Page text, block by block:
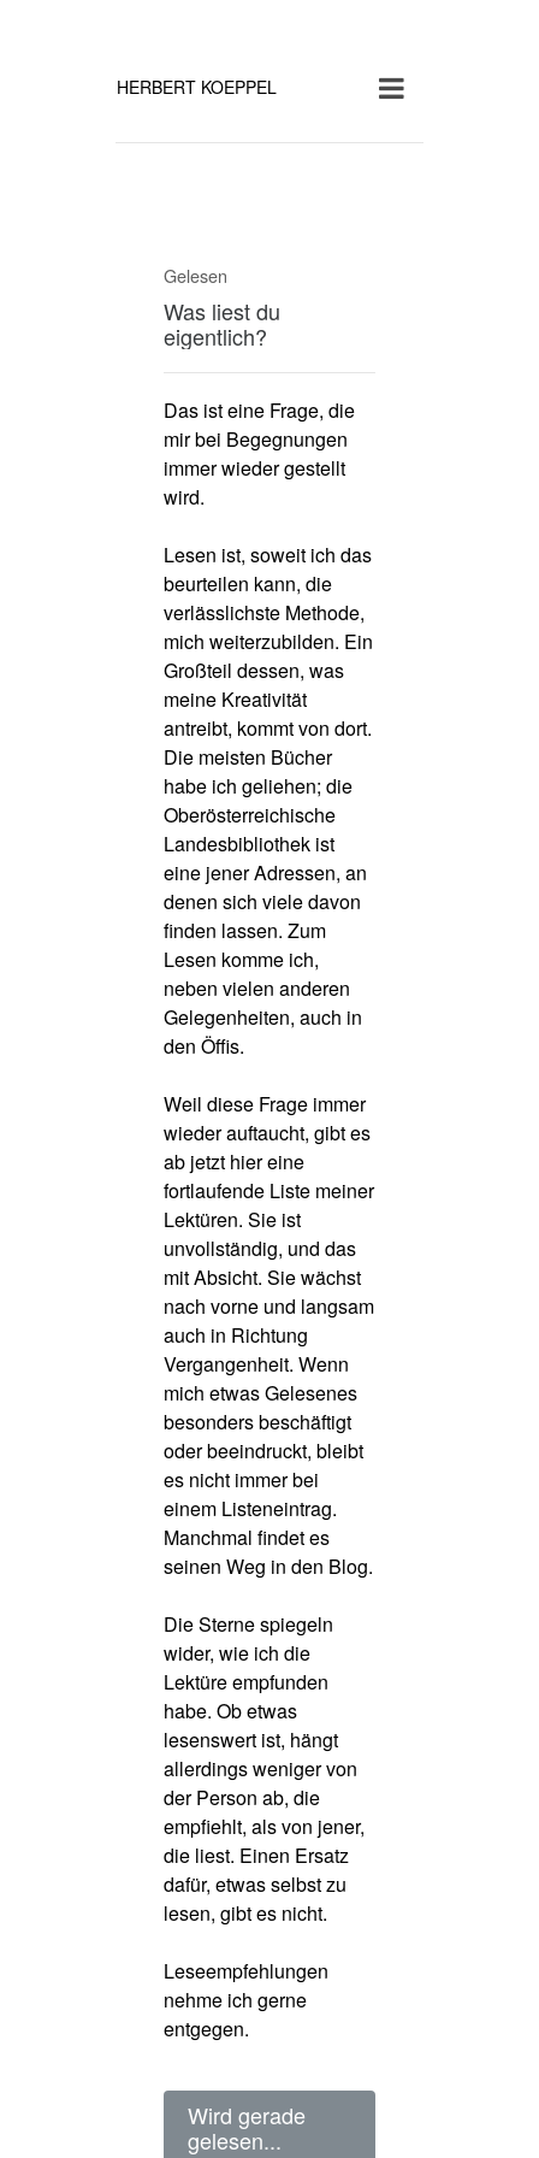
HERBERT KOEPPEL
Gelesen
Was liest du
eigentlich?
Das ist eine Frage, die
mir bei Begegnungen
immer wieder gestellt
wird.
Lesen ist, soweit ich das
beurteilen kann, die
verlässlichste Methode,
mich weiterzubilden. Ein
Großteil dessen, was
meine Kreativität
antreibt, kommt von dort.
Die meisten Bücher
habe ich geliehen; die
Oberösterreichische
Landesbibliothek ist
eine jener Adressen, an
denen sich viele davon
finden lassen. Zum
Lesen komme ich,
neben vielen anderen
Gelegenheiten, auch in
den Öffis.
Weil diese Frage immer
wieder auftaucht, gibt es
ab jetzt hier eine
fortlaufende Liste meiner
Lektüren. Sie ist
unvollständig, und das
mit Absicht. Sie wächst
nach vorne und langsam
auch in Richtung
Vergangenheit. Wenn
mich etwas Gelesenes
besonders beschäftigt
oder beeindruckt, bleibt
es nicht immer bei
einem Listeneintrag.
Manchmal findet es
seinen Weg in den Blog.
Die Sterne spiegeln
wider, wie ich die
Lektüre empfunden
habe. Ob etwas
lesenswert ist, hängt
allerdings weniger von
der Person ab, die
empfiehlt, als von jener,
die liest. Einen Ersatz
dafür, etwas selbst zu
lesen, gibt es nicht.
Leseempfehlungen
nehme ich gerne
entgegen.
Wird gerade
gelesen...